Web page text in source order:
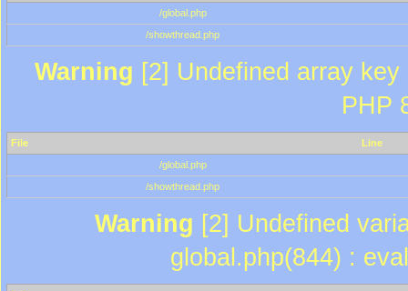
/global.php
/showthread.php
Warning [2] Undefined array
PHP
File
Line
/global.php
/showthread.php
Warning [2] Undefined
global.php(844) :